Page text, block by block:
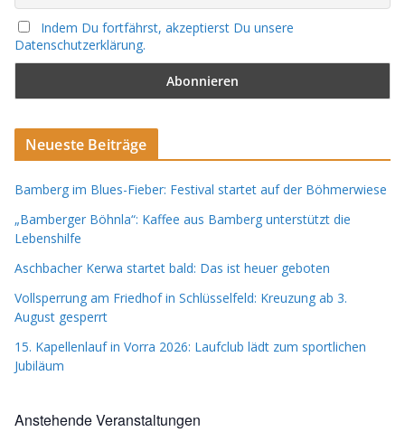
Indem Du fortfährst, akzeptierst Du unsere
Datenschutzerklärung.
Neueste Beiträge
Bamberg im Blues-Fieber: Festival startet auf der Böhmerwiese
„Bamberger Böhnla“: Kaffee aus Bamberg unterstützt die
Lebenshilfe
Aschbacher Kerwa startet bald: Das ist heuer geboten
Vollsperrung am Friedhof in Schlüsselfeld: Kreuzung ab 3.
August gesperrt
15. Kapellenlauf in Vorra 2026: Laufclub lädt zum sportlichen
Jubiläum
Anstehende Veranstaltungen